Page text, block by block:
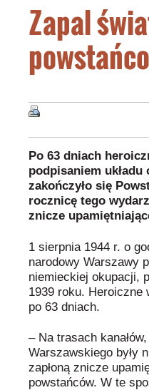
Zapal
Po 63 dniach
podpisaniem
zakończyło się
rocznicę tego
znicze
1 sierpnia 1944 r. o
narodowy Warszawy
niemieckiej okupacji,
1939 roku. Heroiczne
po 63 dniach.
– Na trasach
Warszawskiego były
zapłoną znicze
powstańców. W te